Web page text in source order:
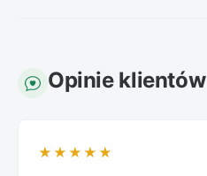
Opinie klientów
★★★★★